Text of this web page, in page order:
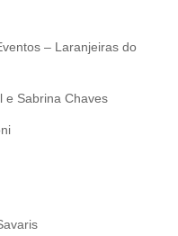
– Laranjeiras do
e Sabrina Chaves